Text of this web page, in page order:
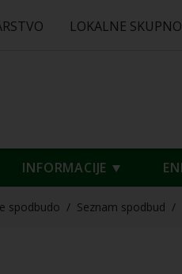
LOKALNE
INFORMACIJE
spodbudo / Seznam spodbud /